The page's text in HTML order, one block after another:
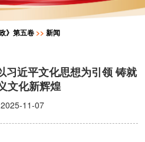
》第五卷 >> 新闻
习近平文化思想为引领 铸就
文化新辉煌
11-07